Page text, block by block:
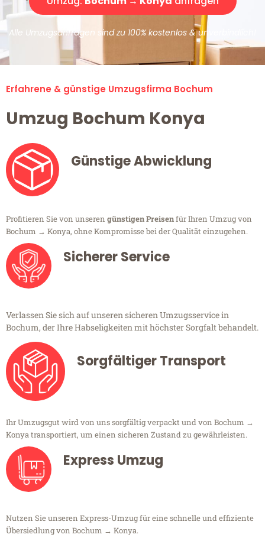
Alle Umzugsanfragen sind zu 100% kostenlos & unverbindlich!
Erfahrene & günstige Umzugsfirma Bochum
Umzug Bochum Konya
Günstige Abwicklung
Profitieren Sie von unseren günstigen Preisenfür Ihren Umzug von
Bochum → Konya, ohne Kompromisse bei der Qualität einzugehen.
Sicherer Service
Verlassen Sie sich auf unseren sicheren Umzugsservice in
Bochum, der Ihre Habseligkeiten mit höchster Sorgfalt behandelt.
Sorgfältiger Transport
Ihr Umzugsgut wird von uns sorgfältig verpackt und von Bochum →
Konya transportiert, um einen sicheren Zustand zu gewährleisten.
Express Umzug
Nutzen Sie unseren Express-Umzug für eine schnelle und effiziente
Übersiedlung von Bochum → Konya.